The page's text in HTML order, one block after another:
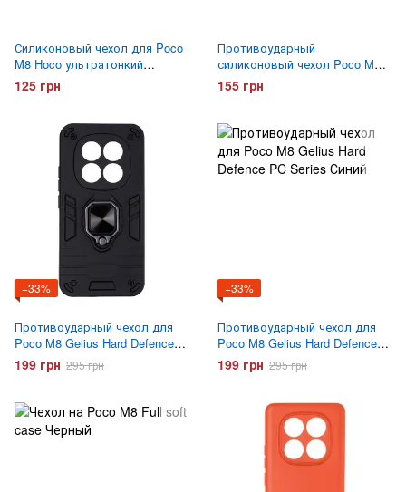
Силиконовый чехол для Poco
M8 Hoco ультратонкий
Прозрачный
125 грн
Противоударный
силиконовый чехол Poco M8
Gelius Proof Прозрачный
155 грн
−33%
Противоударный чехол для
Poco M8 Gelius Hard Defence
PC Series Черный
199 грн 295 грн
−33%
Противоударный чехол для
Poco M8 Gelius Hard Defence
PC Series Синий
199 грн 295 грн